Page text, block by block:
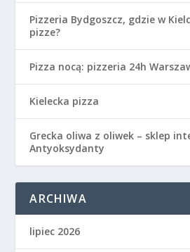
Pizzeria Bydgoszcz, gdzie w
pizze?
Pizza nocą: pizzeria 24h
Kielecka pizza
Grecka oliwa z oliwek – sklep
Antyoksydanty
ARCHIWA
lipiec 2026